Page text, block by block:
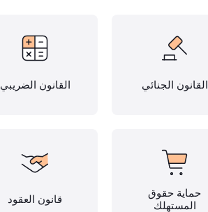
القانون الجنائي القانون الضريبي
حماية حقوق
المستهلك
قانون العقود